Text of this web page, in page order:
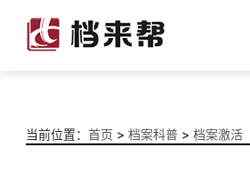
当前位置： 首页 > 档案科普> 档案激活